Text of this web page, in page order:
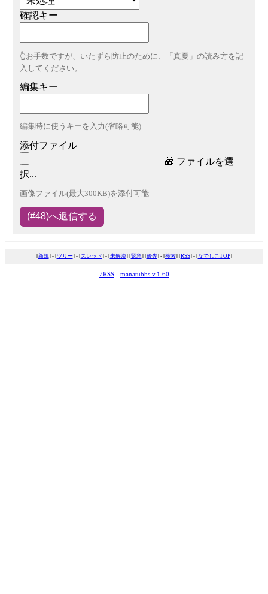
確認キー
👆お手数ですが、いたずら防止のために、「真夏」の読み方を記
入してください。
編集キー
編集時に使うキーを入力(省略可能)
添付ファイル
🎁 ファイルを選
択...
画像ファイル(最大300KB)を添付可能
[新規] - [ツリー] - [スレッド] - [未解決] [緊急] [優先] - [検索] [RSS] - [なでしこTOP]
♪RSS- manatubbs v.1.60